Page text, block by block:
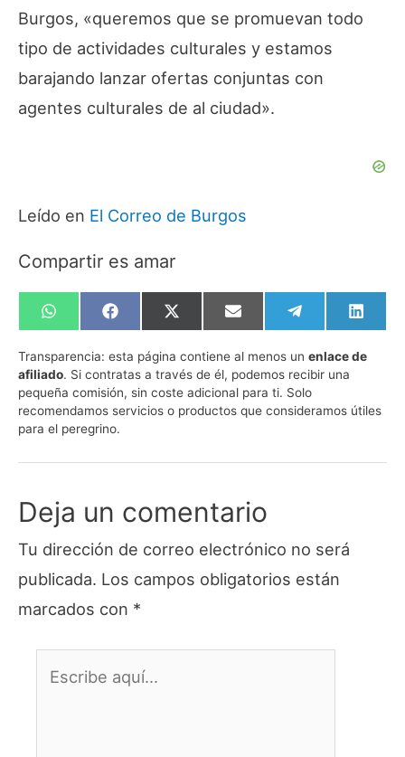
Burgos, «queremos que se promuevan todo
tipo de actividades culturales y estamos
barajando lanzar ofertas conjuntas con
agentes culturales de al ciudad».
Leído en El Correo de Burgos
Compartir es amar
Compartir
en
WhatsApp
Compartir
en
Facebook
Compartir
en
X
(Twitter)
Compartir
en
Email
Compartir
en
Telegram
en
Transparencia: esta página contiene al menos un enlace de
afiliado. Si contratas a través de él, podemos recibir una
pequeña comisión, sin coste adicional para ti. Solo
recomendamos servicios o productos que consideramos útiles
para el peregrino.
Deja un comentario
Tu dirección de correo electrónico no será
publicada. Los campos obligatorios están
marcados con *